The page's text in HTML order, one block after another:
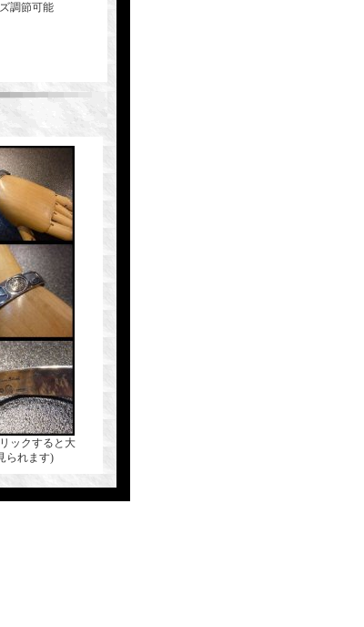
調節可能
ックすると大
られます)